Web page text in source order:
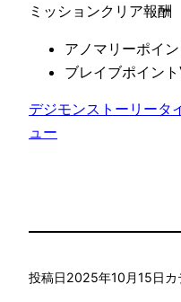
ミッションクリア報酬
アノマリーポイ
ブレイブポイン
デジモンストーリータ
ュー
投稿日2025年10月15日カ